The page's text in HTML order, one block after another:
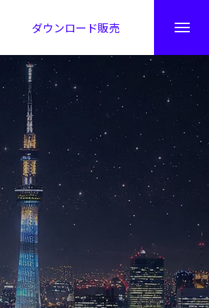
ダウンロード販売
秘伝公開！吉凶カレンダー